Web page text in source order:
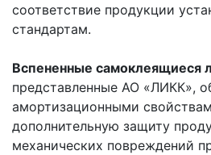
соответствие продукции
стандартам.
Вспененные самоклеящиеся
представленные АО «ЛИКК»,
амортизационными
дополнительную защиту
механических повреждений